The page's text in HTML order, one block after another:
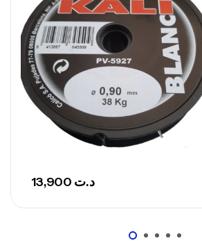
Cannes,Surfcasting
د.ت
د.ت